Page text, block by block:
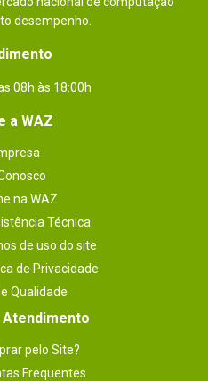
desempenho.
08h às 18:00h
a WAZ
na WAZ
Técnica
de uso do site
de Privacidade
Qualidade
pelo Site?
Frequentes